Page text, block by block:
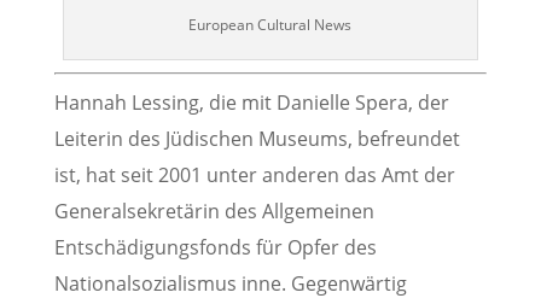
European Cultural News
Hannah Lessing, die mit Danielle Spera, der
Leiterin des Jüdischen Museums, befreundet
ist, hat seit 2001 unter anderen das Amt der
Generalsekretärin des Allgemeinen
Entschädigungsfonds für Opfer des
Nationalsozialismus inne. Gegenwärtig